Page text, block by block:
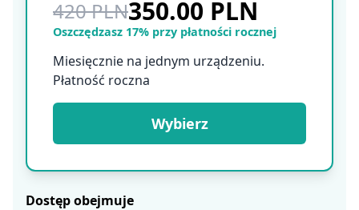
420 PLN350.00 PLN
Oszczędzasz 17% przy płatności rocznej
Miesięcznie na jednym urządzeniu.
Płatność roczna
Wybierz
Dostęp obejmuje